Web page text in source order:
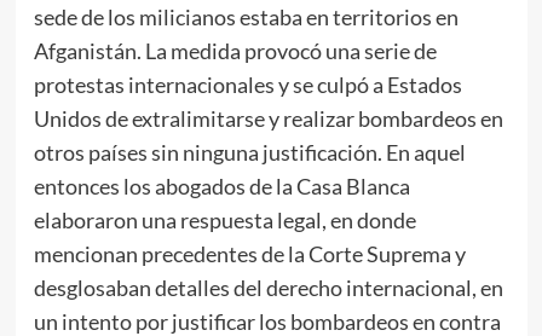
sede de los milicianos estaba en territorios en
Afganistán. La medida provocó una serie de
protestas internacionales y se culpó a Estados
Unidos de extralimitarse y realizar bombardeos en
otros países sin ninguna justificación. En aquel
entonces los abogados de la Casa Blanca
elaboraron una respuesta legal, en donde
mencionan precedentes de la Corte Suprema y
desglosaban detalles del derecho internacional, en
un intento por justificar los bombardeos en contra